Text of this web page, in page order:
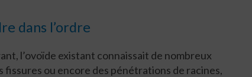
dans l’ordre
l’ovoïde existant connaissait de nombreux
fissures ou encore des pénétrations de racines,